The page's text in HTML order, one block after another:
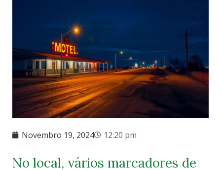
Novembro 19, 2024 12:20 pm
No local, vários marcadores de